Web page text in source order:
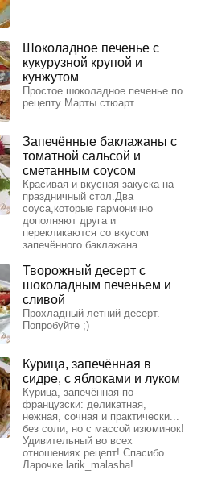
Шоколадное печенье с
кукурузной крупой и
кунжутом
Простое шоколадное печенье по
рецепту Марты стюарт.
Запечённые баклажаны с
томатной сальсой и
сметанным соусом
Красивая и вкусная закуска на
праздничный стол.Два
соуса,которые гармонично
дополняют друга и
перекликаются со вкусом
запечённого баклажана.
Творожный десерт с
шоколадным печеньем и
сливой
Прохладный летний десерт.
Попробуйте ;)
Курица, запечённая в
сидре, с яблоками и луком
Курица, запечённая по-
французски: деликатная,
нежная, сочная и практически...
без соли, но с массой изюминок!
Удивительный во всех
отношениях рецепт! Спасибо
Ларочке larik_malasha!